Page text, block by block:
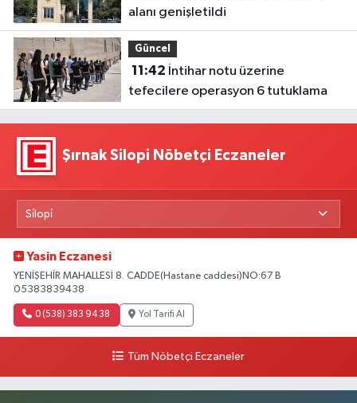
alanı genişletildi
Güncel
11:42
tefecilere operasyon 6 tutuklama
Şırnak Silopi Nöbetçi Eczaneler
Yasin Eczanesi
YENİŞEHİR MAHALLESİ 8. CADDE(Hastane caddesi)NO:67 B
05383839438
0 (538) 383 94 38 Yol Tarifi Al
Tüm Nöbetçi Eczaneler